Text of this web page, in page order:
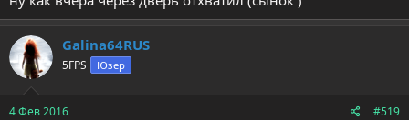
Galina64RUS
5FPS Юзер
4 Фев 2016 #519